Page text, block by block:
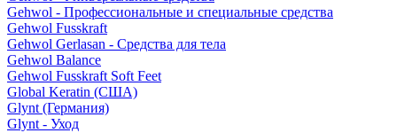
Gehwol - Профессиональные и специальные средства
Gehwol Fusskraft
Gehwol Gerlasan - Средства для тела
Gehwol Balance
Gehwol Fusskraft Soft Feet
Global Keratin (США)
Glynt (Германия)
Glynt - Уход